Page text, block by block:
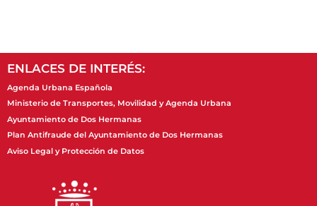
ENLACES DE INTERÉS:
Agenda Urbana Española
Ministerio de Transportes, Movilidad y Agenda Urbana
Ayuntamiento de Dos Hermanas
Plan Antifraude del Ayuntamiento de Dos Hermanas
Aviso Legal y Protección de Datos